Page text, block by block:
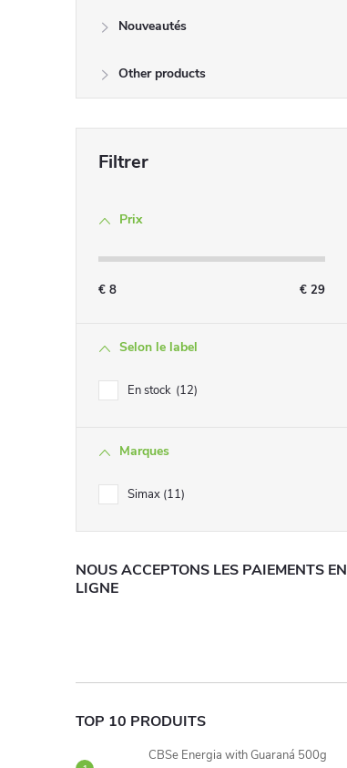
Nouveautés
Other products
Prix
€ 8 € 29
Selon le label
En stock 12
Marques
Simax 11
NOUS ACCEPTONS LES PAIEMENTS EN
LIGNE
TOP 10 PRODUITS
CBSe Energia with Guaraná 500g